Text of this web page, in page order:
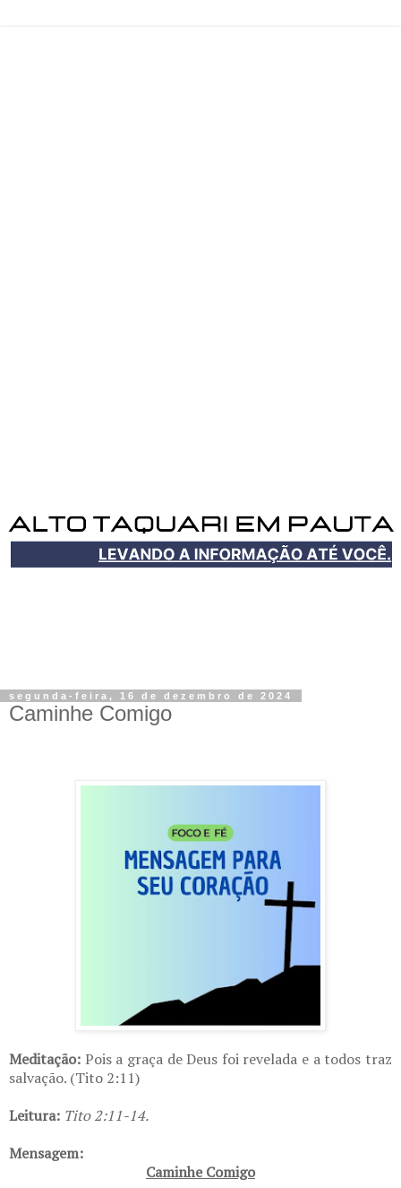
segunda-feira, 16 de dezembro de 2024
Caminhe Comigo
Meditação: Pois a graça de Deus foi revelada e a todos traz
salvação. (Tito 2:11)
Leitura: Tito 2:11-14.
Mensagem:
Caminhe Comigo